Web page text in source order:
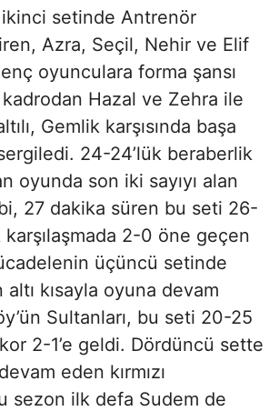
setinde Antrenör
Azra, Seçil, Nehir ve Elif
oyunculara forma şansı
Hazal ve Zehra ile
Gemlik karşısında başa
24-24’lük beraberlik
oyunda son iki sayıyı alan
27 dakika süren bu seti 26-
2-0 öne geçen
üçüncü setinde
altı kısayla oyuna devam
Sultanları, bu seti 20-25
2-1’e geldi. Dördüncü sette
eden kırmızı
sezon ilk defa Sudem de